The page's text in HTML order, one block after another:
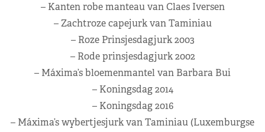
– Kanten robe manteau van Claes Iversen
– Zachtroze capejurk van Taminiau
– Roze Prinsjesdagjurk 2003
– Rode prinsjesdagjurk 2002
– Máxima’s bloemenmantel van Barbara Bui
– Koningsdag 2014
– Koningsdag 2016
– Máxima’s wybertjesjurk van Taminiau (Luxemburgse